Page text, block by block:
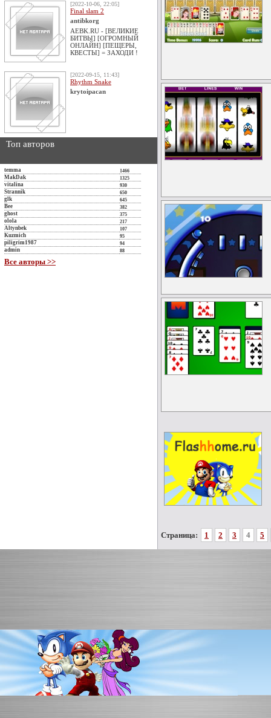
[2022-10-06, 22:05]
Final slam 2
antibkorg
AEBK.RU - [ВЕЛИКИЕ
БИТВЫ] [ОГРОМНЫЙ
ОНЛАЙН] [ПЕЩЕРЫ,
КВЕСТЫ] = ЗАХОДИ !
[2022-09-15, 11:43]
Rhythm Snake
krytoipacan
Топ авторов
temma 1466
MakDak 1325
vitalina 930
Strannik 650
glk 645
Bee 382
ghost 375
olola 217
Altynbek 107
Kuzmich 95
piligrim1987 94
admin 88
Все авторы >>
Страница: 1 2 3 4 5